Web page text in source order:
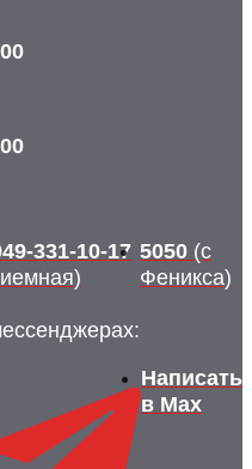
331-10-17 5050 (с
Феникса)
Написать
в Max